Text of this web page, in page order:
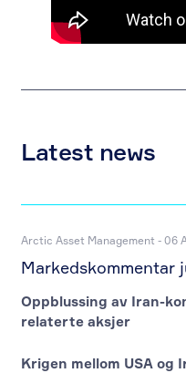
Latest news
Arctic Asset Management - 06
Markedskommentar
Oppblussing av Iran-
relaterte aksjer
Krigen mellom USA og